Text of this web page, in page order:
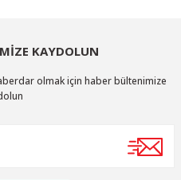
KAYDOLUN
olmak için haber bültenimize